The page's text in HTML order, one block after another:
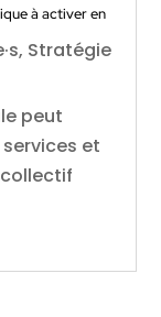
à activer en
, Stratégie
peut
et